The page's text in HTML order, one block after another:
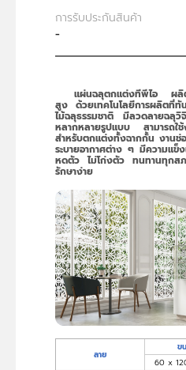
การรับประกันสินค้า
-
แผ่นฉลุตกแต่งทีพีไอ ผลิ
สูง ด้วยเทคโนโลยีการผลิตที่
ไม้ฉลุธรรมชาติ มีลวดลายฉลุ
หลากหลายรูปแบบ สามารถใช้
สำหรับตกแต่งทั้งฉากกั้น งาน
ระบายอากาศต่าง ๆ มีความแ
หดตัว ไม่โก่งตัว ทนทานทุกส
รักษาง่าย
ลาย
ข
60 x